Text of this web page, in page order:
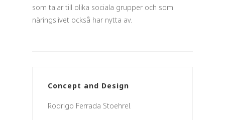
som talar till olika sociala grupper och som
näringslivet också har nytta av.
Concept and Design
Rodrigo Ferrada Stoehrel.